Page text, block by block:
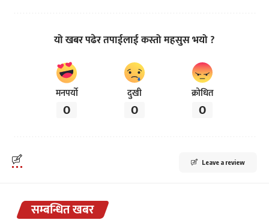
यो खबर पढेर तपाईलाई कस्तो महसुस भयो ?
मनपर्यो
0
दुखी
0
क्रोधित
0
Leave a review
सम्बन्धित खबर